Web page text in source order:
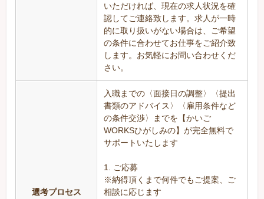
いただければ、現在の求人状況を確
認してご連絡致します。求人が一時
的に取り扱いがない場合は、ご希望
の条件に合わせてお仕事をご紹介致
します。お気軽にお問い合わせくだ
さい。
選考プロセス
入職までの〈面接日の調整〉〈提出
書類のアドバイス〉〈雇用条件など
の条件交渉〉までを【かいご
WORKSひがしみの】が完全無料で
サポートいたします
1. ご応募
※納得頂くまで何件でもご提案、ご
相談に応じます